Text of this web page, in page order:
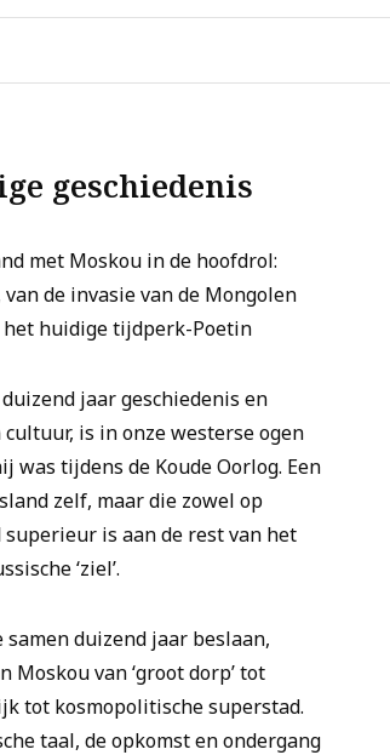
geschiedenis
met Moskou in de hoofdrol:
de invasie van de Mongolen
het huidige tijdperk-Poetin
jaar geschiedenis en
is in onze westerse ogen
was tijdens de Koude Oorlog. Een
zelf, maar die zowel op
is aan de rest van het
‘ziel’.
duizend jaar beslaan,
van ‘groot dorp’ tot
tot kosmopolitische superstad.
taal, de opkomst en ondergang